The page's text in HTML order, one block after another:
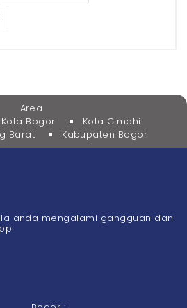
Area
Kota Bogor
Kota Cimahi
Barat
Kabupaten Bogor
anda mengalami gangguan dan